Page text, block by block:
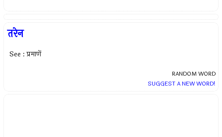
तरेन
See : प्रमाणें
RANDOM WORD
SUGGEST A NEW WORD!